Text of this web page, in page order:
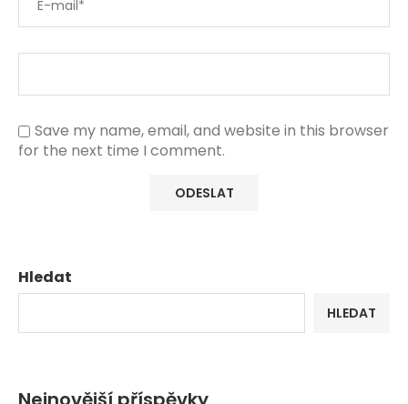
Save my name, email, and website in this browser
for the next time I comment.
Hledat
HLEDAT